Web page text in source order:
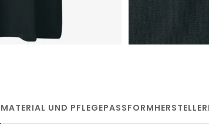
MATERIAL UND PFLEGEPASSFORM